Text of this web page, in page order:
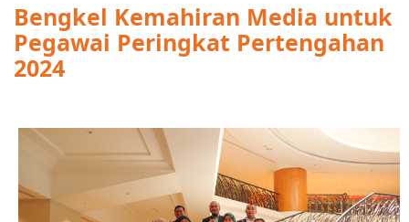
Bengkel Kemahiran Media untuk
Pegawai Peringkat Pertengahan
2024